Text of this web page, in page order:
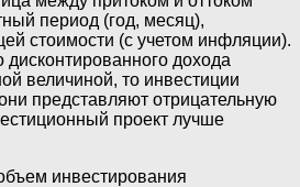
период (год, месяц),
стоимости (с учетом инфляции).
дисконтированного дохода
величиной, то инвестиции
представляют отрицательную
проект лучше
инвестирования